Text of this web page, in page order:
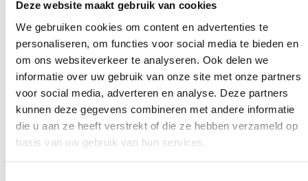
Deze website maakt gebruik van cookies
We gebruiken cookies om content en advertenties te
personaliseren, om functies voor social media te bieden en
om ons websiteverkeer te analyseren. Ook delen we
informatie over uw gebruik van onze site met onze partners
voor social media, adverteren en analyse. Deze partners
kunnen deze gegevens combineren met andere informatie
die u aan ze heeft verstrekt of die ze hebben verzameld op
basis van uw gebruik van hun services.